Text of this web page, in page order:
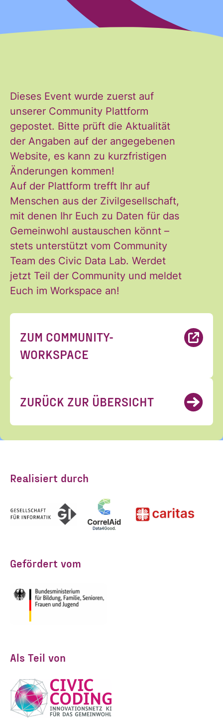
Dieses Event wurde zuerst auf
unserer Community Plattform
gepostet. Bitte prüft die Aktualität
der Angaben auf der angegebenen
Website, es kann zu kurzfristigen
Änderungen kommen!
Auf der Plattform trefft Ihr auf
Menschen aus der Zivilgesellschaft,
mit denen Ihr Euch zu Daten für das
Gemeinwohl austauschen könnt –
stets unterstützt vom Community
Team des Civic Data Lab. Werdet
jetzt Teil der Community und meldet
Euch im Workspace an!
ZUM COMMUNITY-
WORKSPACE
ZURÜCK ZUR ÜBERSICHT
Realisiert durch
Gefördert vom
Als Teil von
des Civic Data Lab per E-Mail
erhalten. Diese Einwilligung
Datenschutzvereinbarungen
gelesen und stimme diesen zu.
*
ANMELDEN